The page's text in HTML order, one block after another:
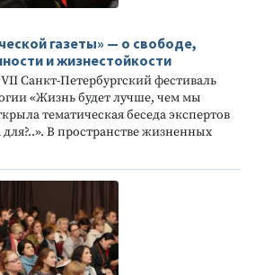
газеты» — о свободе,
и жизнестойкости
Санкт-Петербургский фестиваль
«Жизнь будет лучше, чем мы
тематическая беседа экспертов
В пространстве жизненных